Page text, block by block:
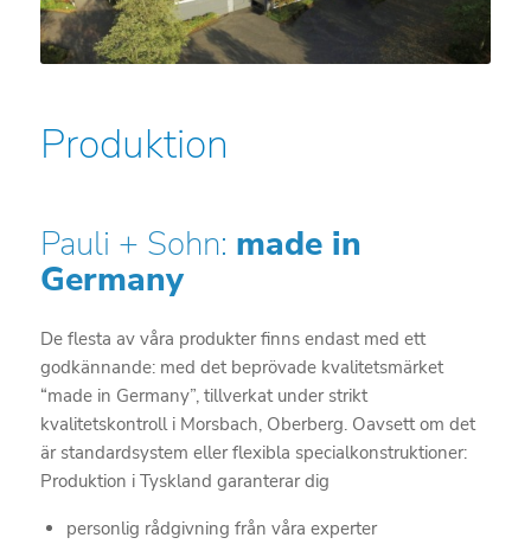
Produktion
Pauli + Sohn: made in
Germany
De flesta av våra produkter finns endast med ett
godkännande: med det beprövade kvalitetsmärket
“made in Germany”, tillverkat under strikt
kvalitetskontroll i Morsbach, Oberberg. Oavsett om det
är standardsystem eller flexibla specialkonstruktioner:
Produktion i Tyskland garanterar dig
personlig rådgivning från våra experter